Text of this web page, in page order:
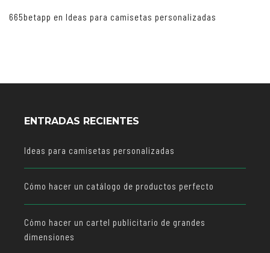
665betapp en Ideas para camisetas personalizadas
ENTRADAS RECIENTES
Ideas para camisetas personalizadas
Cómo hacer un catálogo de productos perfecto
Cómo hacer un cartel publicitario de grandes
dimensiones